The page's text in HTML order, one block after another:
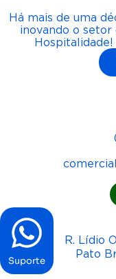
Suporte
Há mais de uma
inovando o setor
Hospitalidade!
R. Lídio
Pato